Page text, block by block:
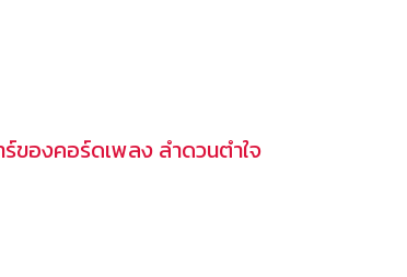
ของคอร์ดเพลง ลำดวนตำใจ